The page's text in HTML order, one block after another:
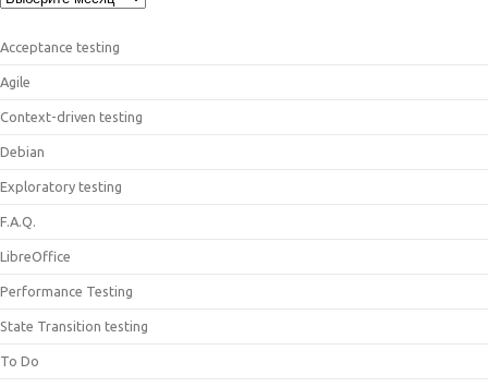
Acceptance testing
Agile
Context-driven testing
Debian
Exploratory testing
F.A.Q.
LibreOffice
Performance Testing
State Transition testing
To Do